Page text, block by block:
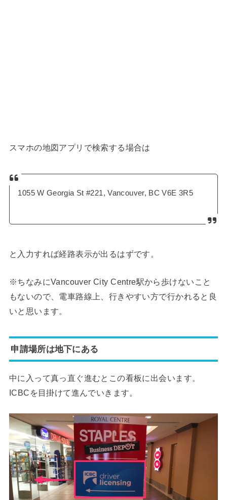
スマホの地図アプリで検索する場合は
1055 W Georgia St #221, Vancouver, BC V6E 3R5
と入力すれば経路表示が出るはずです。
※ちなみにVancouver City Centre駅から歩けないこと
もないので、電車路線上、行きやすい方で行かれると良
いと思います。
申請場所は地下にある
中に入って真っ直ぐ進むとこの看板に出会います。
ICBCを目掛けて進んでいきます。